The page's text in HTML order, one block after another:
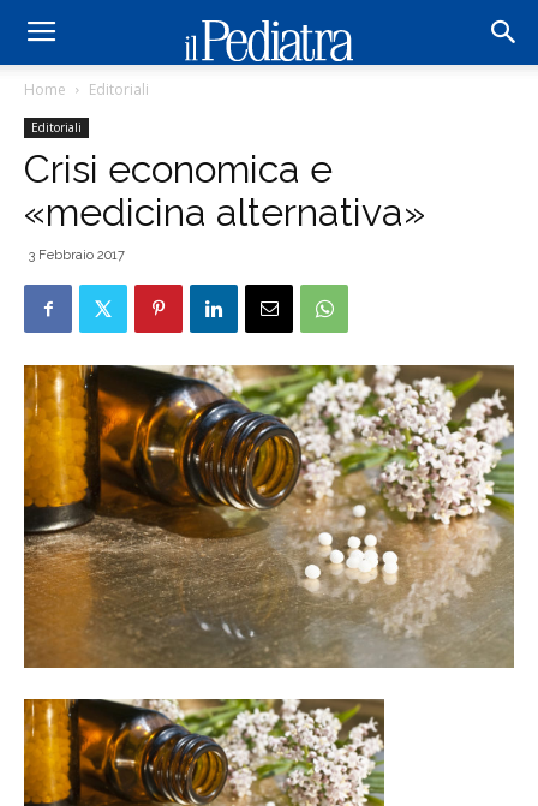
Home Editoriali
Editoriali
Crisi economica e
«medicina alternativa»
3 Febbraio 2017